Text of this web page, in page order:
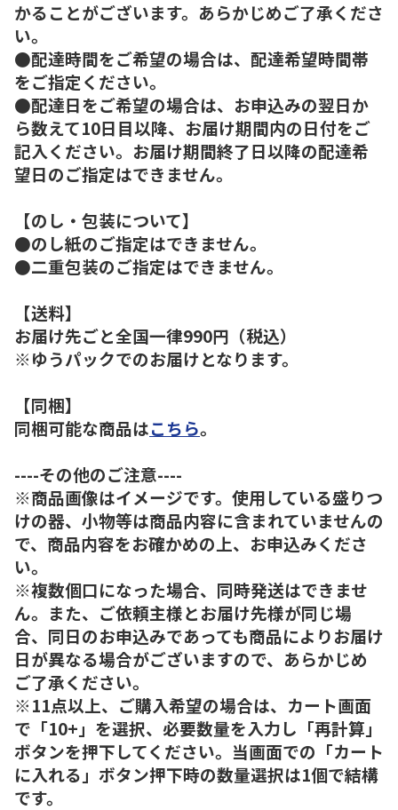
かることがございます。あらかじめご了承くださ
い。
●配達時間をご希望の場合は、配達希望時間帯
をご指定ください。
●配達日をご希望の場合は、お申込みの翌日か
ら数えて10日目以降、お届け期間内の日付をご
記入ください。お届け期間終了日以降の配達希
望日のご指定はできません。
【のし・包装について】
●のし紙のご指定はできません。
●二重包装のご指定はできません。
【送料】
お届け先ごと全国一律990円（税込）
※ゆうパックでのお届けとなります。
【同梱】
同梱可能な商品はこちら。
----その他のご注意----
※商品画像はイメージです。使用している盛りつ
けの器、小物等は商品内容に含まれていませんの
で、商品内容をお確かめの上、お申込みくださ
い。
※複数個口になった場合、同時発送はできませ
ん。また、ご依頼主様とお届け先様が同じ場
合、同日のお申込みであっても商品によりお届け
日が異なる場合がございますので、あらかじめ
ご了承ください。
※11点以上、ご購入希望の場合は、カート画面
で「10+」を選択、必要数量を入力し「再計算」
ボタンを押下してください。当画面での「カート
に入れる」ボタン押下時の数量選択は1個で結構
です。